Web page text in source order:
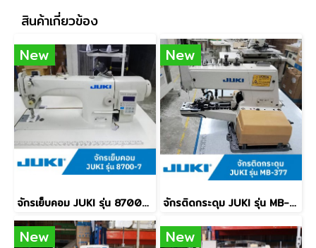
สินค้าเกี่ยวข้อง
New
จักรเย็บคอม JUKI รุ่น 8700-7
New
จักรติดกระดุม JUKI รุ่น MB-373
New New